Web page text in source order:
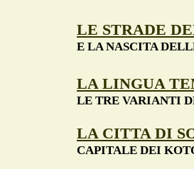
LE STRADE
E LA NASCITA
LA LINGUA
LE TRE VARIANTI
LA CITTA DI
CAPITALE DEI